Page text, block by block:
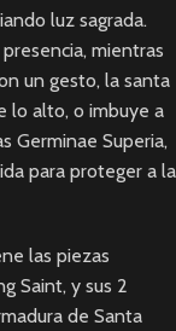
luz sagrada.
mientras
un gesto, la santa
lo alto, o imbuye a
Germinae Superia,
para proteger a la
las piezas
Saint, y sus 2
de Santa